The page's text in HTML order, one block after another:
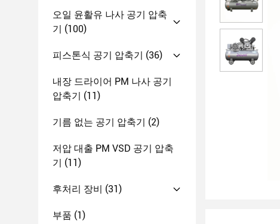
오일 윤활유 나사 공기 압축
기 (100)
피스톤식 공기 압축기 (36)
내장 드라이어 PM 나사 공기
압축기 (11)
기름 없는 공기 압축기 (2)
저압 대출 PM VSD 공기 압축
기 (11)
후처리 장비 (31)
부품 (1)